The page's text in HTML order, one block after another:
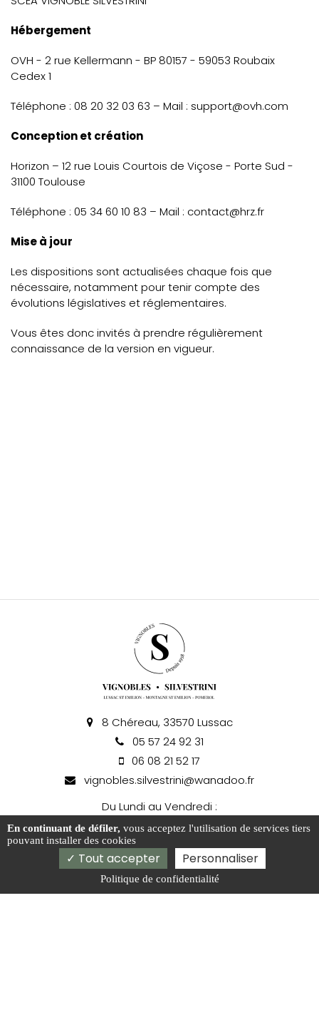
Hébergement
OVH - 2 rue Kellermann - BP 80157 - 59053 Roubaix
Cedex 1
Téléphone : 08 20 32 03 63 – Mail : support@ovh.com
Conception et création
Horizon – 12 rue Louis Courtois de Viçose - Porte Sud -
31100 Toulouse
Téléphone : 05 34 60 10 83 – Mail : contact@hrz.fr
Mise à jour
Les dispositions sont actualisées chaque fois que
nécessaire, notamment pour tenir compte des
évolutions législatives et réglementaires.
Vous êtes donc invités à prendre régulièrement
connaissance de la version en vigueur.
8 Chéreau, 33570 Lussac
05 57 24 92 31
06 08 21 52 17
vignobles.silvestrini@wanadoo.fr
Du Lundi au Vendredi :
09h00-12h00 / 14h00-17h00
Week-end et jours fériés sur réservation
En continuant de défiler, vous acceptez l'utilisation de services tiers
pouvant installer des cookies
Tout accepter Personnaliser
Politique de confidentialité